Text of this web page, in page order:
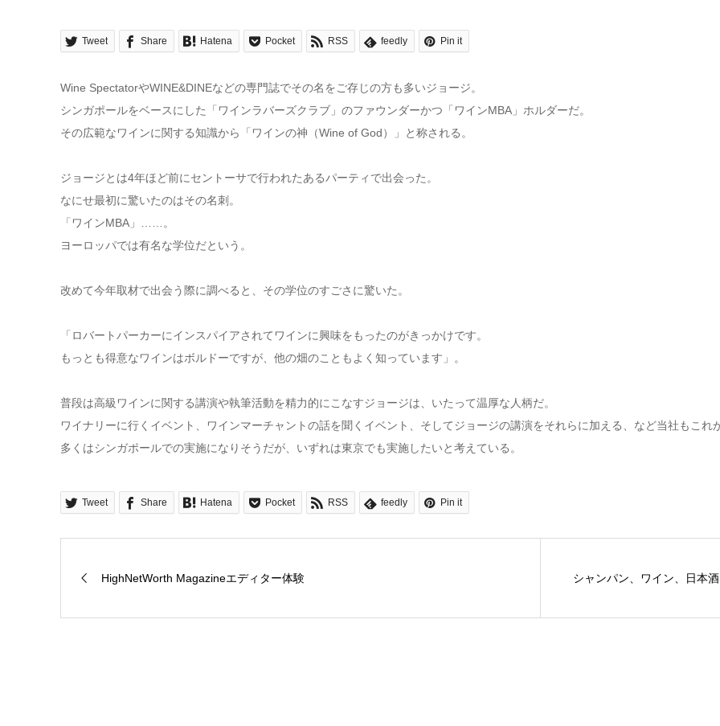
Tweet Share Hatena Pocket RSS feedly Pin it
Wine SpectatorやWINE&DINEなどの専門誌でその名をご存じの方も多いジョージ。
シンガポールをベースにした「ワインラバーズクラブ」のファウンダーかつ「ワインMBA」ホルダーだ。
その広範なワインに関する知識から「ワインの神（Wine of God）」と称される。
ジョージとは4年ほど前にセントーサで行われたあるパーティで出会った。
なにせ最初に驚いたのはその名刺。
「ワインMBA」……。
ヨーロッパでは有名な学位だという。
改めて今年取材で出会う際に調べると、その学位のすごさに驚いた。
「ロバートパーカーにインスパイアされてワインに興味をもったのがきっかけです。
もっとも得意なワインはボルドーですが、他の畑のこともよく知っています」。
普段は高級ワインに関する講演や執筆活動を精力的にこなすジョージは、いたって温厚な人柄だ。
ワイナリーに行くイベント、ワインマーチャントの話を聞くイベント、そしてジョージの講演をそれらに加える、など当社もこ
多くはシンガポールでの実施になりそうだが、いずれは東京でも実施したいと考えている。
Tweet Share Hatena Pocket RSS feedly Pin it
HighNetWorth Magazineエディター体験 シャンパン、ワイン、日本